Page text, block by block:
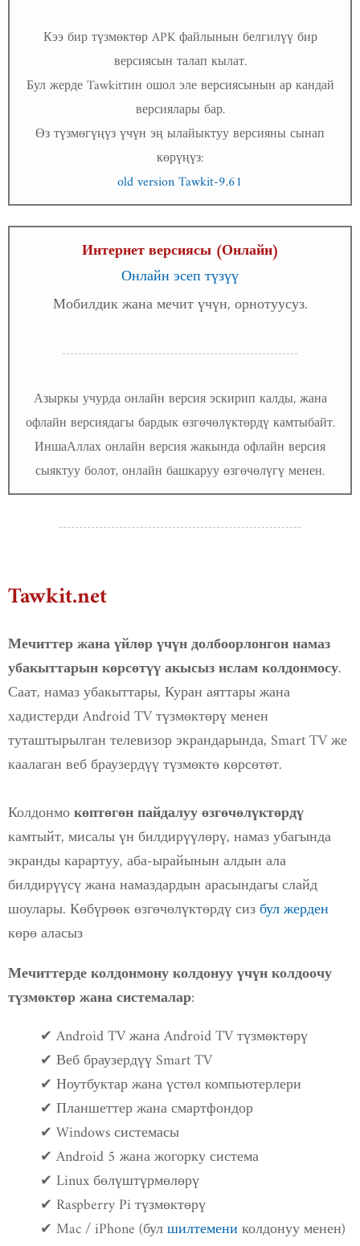
Кээ бир түзмөктөр APK файлынын белгилүү бир
версиясын талап кылат.
Бул жерде Tawkitтин ошол эле версиясынын ар кандай
версиялары бар.
Өз түзмөгүңүз үчүн эң ылайыктуу версияны сынап
көрүңүз:
old version Tawkit-9.61
Интернет версиясы (Онлайн)
Онлайн эсеп түзүү
Мобилдик жана мечит үчүн, орнотуусуз.
Азыркы учурда онлайн версия эскирип калды, жана
офлайн версиядагы бардык өзгөчөлүктөрдү камтыбайт.
ИншаАллах онлайн версия жакында офлайн версия
сыяктуу болот, онлайн башкаруу өзгөчөлүгү менен.
Tawkit.net
Мечиттер жана үйлөр үчүн долбоорлонгон намаз
убакыттарын көрсөтүү акысыз ислам колдонмосу.
Саат, намаз убакыттары, Куран аяттары жана
хадистерди Android TV түзмөктөрү менен
туташтырылган телевизор экрандарында, Smart TV же
каалаган веб браузердүү түзмөктө көрсөтөт.
Колдонмокөптөгөн пайдалуу өзгөчөлүктөрдү
камтыйт, мисалы үн билдирүүлөрү, намаз убагында
экранды карартуу, аба-ырайынын алдын ала
билдирүүсү жана намаздардын арасындагы слайд
шоулары. Көбүрөөк өзгөчөлүктөрдү сизбул жерден
көрө аласыз
Мечиттерде колдонмону колдонуу үчүн колдоочу
түзмөктөр жана системалар:
✔ Android TV жана Android TV түзмөктөрү
✔ Веб браузердүү Smart TV
✔ Ноутбуктар жана үстөл компьютерлери
✔ Планшеттер жана смартфондор
✔ Windows системасы
✔ Android 5 жана жогорку система
✔ Linux бөлүштүрмөлөрү
✔ Raspberry Pi түзмөктөрү
✔ Mac / iPhone (булшилтемениколдонуу менен)